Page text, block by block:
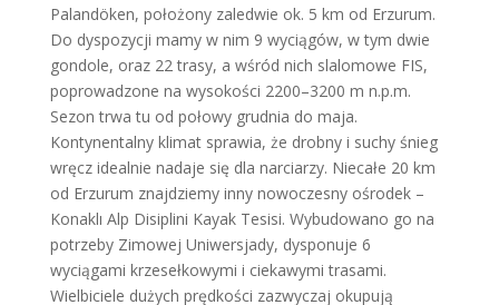
Palandöken, położony zaledwie ok. 5 km od Erzurum.
Do dyspozycji mamy w nim 9 wyciągów, w tym dwie
gondole, oraz 22 trasy, a wśród nich slalomowe FIS,
poprowadzone na wysokości 2200–3200 m n.p.m.
Sezon trwa tu od połowy grudnia do maja.
Kontynentalny klimat sprawia, że drobny i suchy śnieg
wręcz idealnie nadaje się dla narciarzy. Niecałe 20 km
od Erzurum znajdziemy inny nowoczesny ośrodek –
Konaklı Alp Disiplini Kayak Tesisi. Wybudowano go na
potrzeby Zimowej Uniwersjady, dysponuje 6
wyciągami krzesełkowymi i ciekawymi trasami.
Wielbiciele dużych prędkości zazwyczaj okupują